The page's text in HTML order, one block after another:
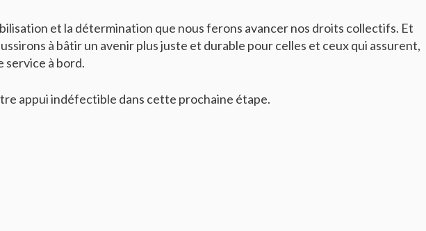
et la détermination que nous ferons avancer nos droits collectifs. Et
à bâtir un avenir plus juste et durable pour celles et ceux qui assurent,
service à bord.
appui indéfectible dans cette prochaine étape.